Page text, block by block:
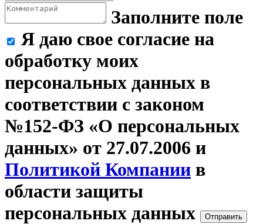
Заполните поле
Я даю свое согласие на
обработку моих
персональных данных в
соответствии с законом
№152-ФЗ «О персональных
данных» от 27.07.2006 и
Политикой Компании в
области защиты
персональных данных
Отправить